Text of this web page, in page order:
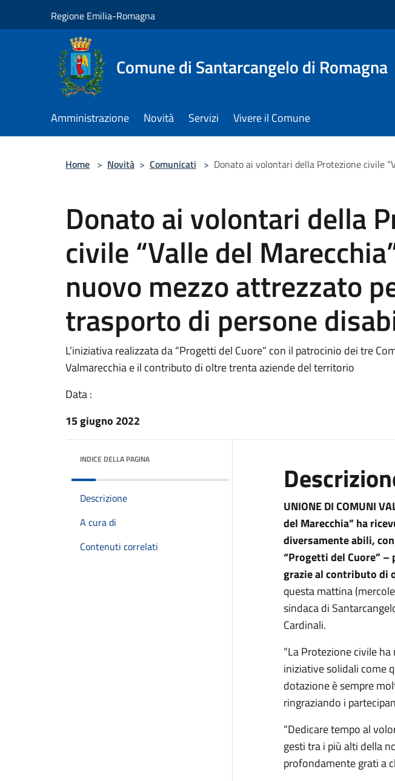
Regione Emilia-Romagna
Comune di Santarcangelo di Romagna
Amministrazione Novità Servizi Vivere il Comune
Home > Novità > Comunicati > Donato ai volontari della Protezione civile
Donato ai volontari della
civile “Valle del
nuovo mezzo attrezzato
trasporto di persone
L’iniziativa realizzata da “Progetti del Cuore” con il patrocinio dei tre
Valmarecchia e il contributo di oltre trenta aziende del territorio
Data :
15 giugno 2022
INDICE DELLA PAGINA
Descrizione
A cura di
Contenuti correlati
UNIONE DI COMUNI
del Marecchia” ha
diversamente abili,
“Progetti del Cuore” –
grazie al contributo di
questa mattina
sindaca di
Cardinali.
“La Protezione civile
iniziative solidali come
dotazione è sempre
ringraziando i
“Dedicare tempo al
gesti tra i più alti della
profondamente grati a